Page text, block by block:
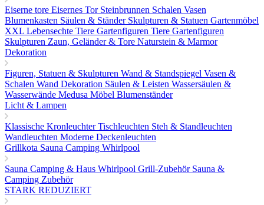
Eiserne tore Eisernes Tor Steinbrunnen Schalen Vasen
Blumenkasten Säulen & Ständer Skulpturen & Statuen Gartenmöbel
XXL Lebensechte Tiere Gartenfiguren Tiere Gartenfiguren
Skulpturen Zaun, Geländer & Tore Naturstein & Marmor
Dekoration
Figuren, Statuen & Skulpturen Wand & Standspiegel Vasen &
Schalen Wand Dekoration Säulen & Leisten Wassersäulen &
Wasserwände Medusa Möbel Blumenständer
Licht & Lampen
Klassische KronleuchterTischleuchten Steh & Standleuchten
Wandleuchten Moderne Deckenleuchten
Grillkota Sauna Camping Whirlpool
Sauna Camping & Haus Whirlpool Grill-Zubehör Sauna &
Camping Zubehör
STARK REDUZIERT